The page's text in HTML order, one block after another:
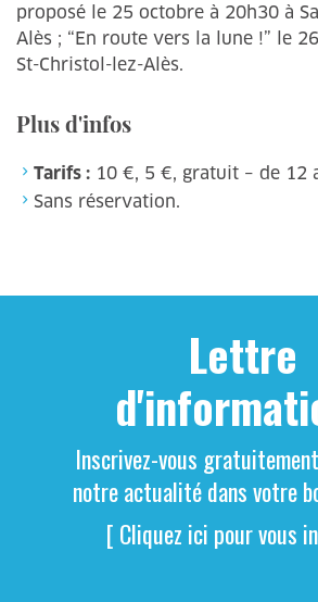
proposé le 25 octobre à 20h30 à
Alès ; “En route vers la lune !” le
St-Christol-lez-Alès.
Plus d'infos
Tarifs : 10 €, 5 €, gratuit – de 12
Sans réservation.
Lettre
Inscrivez-vous
notre actualité dans votre
[ Cliquez ici pour vous